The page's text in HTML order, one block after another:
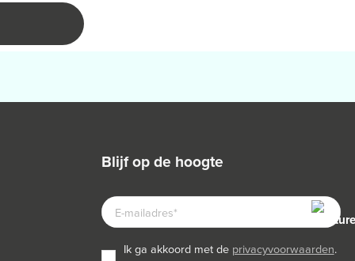
blijf op de hoogte
E-
MAILADRES
TOESTEMMING
ik ga akkoord met de privacyvoorwaarden.